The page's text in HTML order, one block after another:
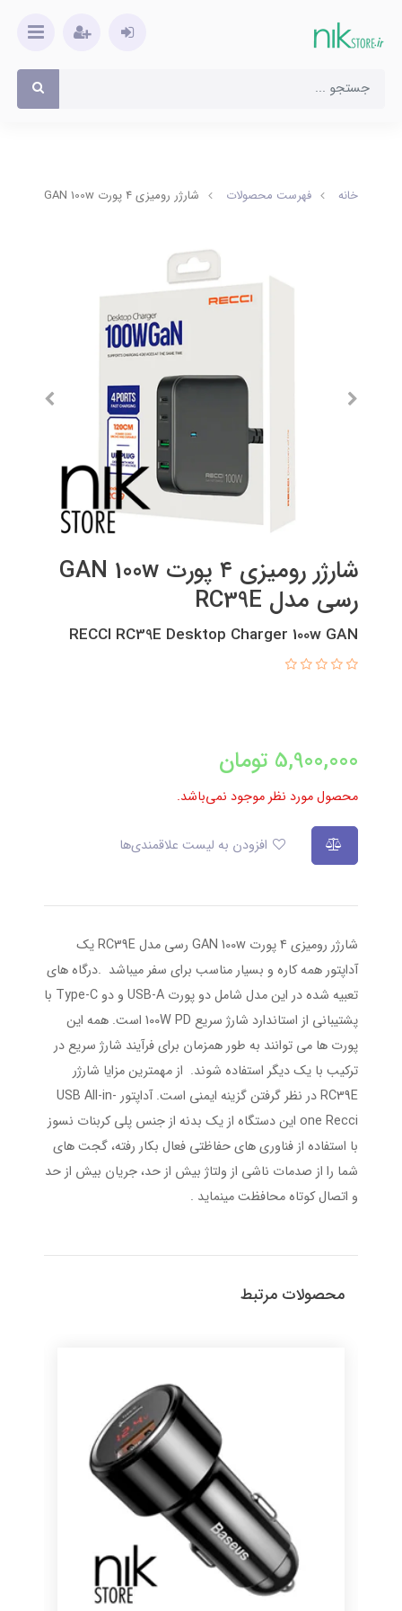
خانه فهرست محصولات شارژر رومیزی ۴ پورت GAN 100w رسی مدل RC39E
شارژر رومیزی ۴ پورت GAN 100w
رسی مدل RC39E
RECCI RC39E Desktop Charger 100w GAN
5,900,000 تومان
محصول مورد نظر موجود نمی‌باشد.
شارژر رومیزی ۴ پورت GAN 100w رسی مدل RC39E یک
آداپتور همه کاره و بسیار مناسب برای سفر میباشد .درگاه های
تعبیه شده در این مدل شامل دو پورت USB-A و دو Type-C با
پشتیبانی از استاندارد شارژ سریع 100W PD است. همه این
پورت ها می توانند به طور همزمان برای فرآیند شارژ سریع در
ترکیب با یک دیگر استفاده شوند. از مهمترین مزایا شارژر
RC39E در نظر گرفتن گزینه ایمنی است. آداپتور USB All-in-
one Recci این دستگاه از یک بدنه از جنس پلی کربنات نسوز
با استفاده از فناوری های حفاظتی فعال بکار رفته، گجت های
شما را از صدمات ناشی از ولتاژ بیش از حد، جریان بیش از حد
و اتصال کوتاه محافظت مینماید .
محصولات مرتبط